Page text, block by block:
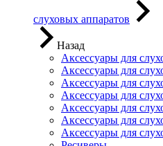
слуховых аппаратов
Назад
Аксессуары для
Аксессуары для
Аксессуары для
Аксессуары для
Аксессуары для
Аксессуары для
Аксессуары для